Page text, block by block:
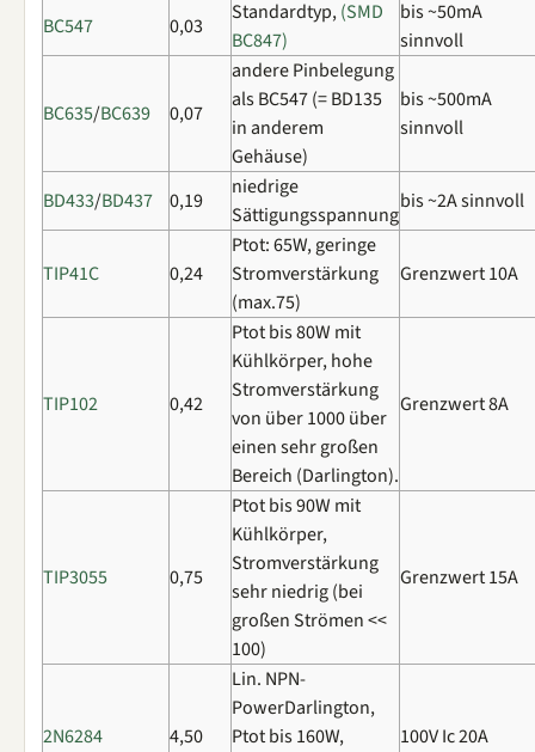
BC547 0,03
Standardtyp,(SMD
BC847)
bis ~50mA
sinnvoll
BC635/BC639 0,07
andere Pinbelegung
als BC547 (= BD135
in anderem
Gehäuse)
bis ~500mA
sinnvoll
BD433/BD437 0,19
niedrige
Sättigungsspannung
bis ~2A sinnvoll
TIP41C 0,24
Ptot: 65W, geringe
Stromverstärkung
(max.75)
Grenzwert 10A
TIP102 0,42
Ptot bis 80W mit
Kühlkörper, hohe
Stromverstärkung
von über 1000 über
einen sehr großen
Bereich (Darlington).
Grenzwert 8A
TIP3055 0,75
Ptot bis 90W mit
Kühlkörper,
Stromverstärkung
sehr niedrig (bei
großen Strömen <<
100)
Grenzwert 15A
2N6284 4,50
Lin. NPN-
PowerDarlington,
Ptot bis 160W,
100V Ic 20A